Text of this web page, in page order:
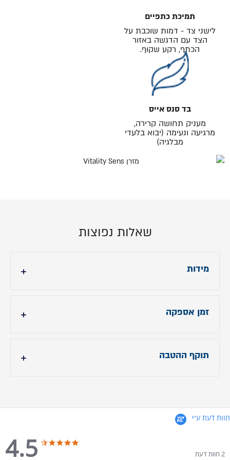
תמיכת כתפיים
לישני צד - דמות שוכבת על
הצד עם הדגשה באזור
הכתף, רקע שקוף.
בד סנס אייס
מעניק תחושה קרירה,
מרגיעה ונעימה (יבוא בלעדי
מבלגיה)
שאלות נפוצות
מידות
- רוחב מיטה: תוספת 14 ס"מ לרוחב הנבחר.
זמן אספקה
תוקף ההטבה
חוות דעת ע״י
4.5
4.5 star rating
2 חוות דעת